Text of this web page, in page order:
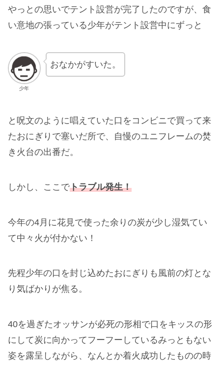
やっとの思いでテント設営が完了したのですが、食
い意地の張っている少年がテント設営中にずっと
少年
おなかがすいた。
と呪文のように唱えていた口をコンビニで買って来
たおにぎりで塞いだ所で、自慢のユニフレームの焚
き火台の出番だ。
しかし、ここでトラブル発生！
今年の4月に花見で使った余りの炭が少し湿気てい
て中々火が付かない！
先程少年の口を封じ込めたおにぎりも風前の灯とな
り気ばかりが焦る。
40を過ぎたオッサンが必死の形相で口をキッスの形
にして炭に向かってフーフーしているみっともない
姿を露呈しながら、なんとか着火成功したものの時